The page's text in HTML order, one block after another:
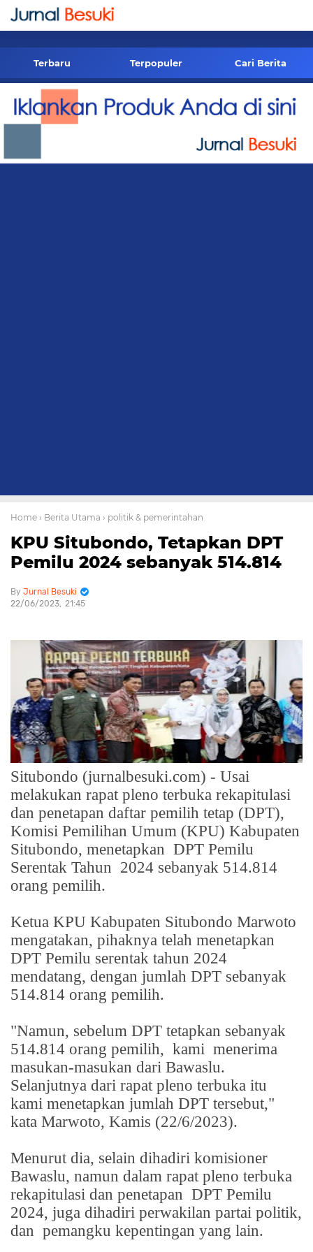
-->
Terbaru Terpopuler Cari Berita
Home › Berita Utama › politik & pemerintahan
KPU Situbondo, Tetapkan DPT
Pemilu 2024 sebanyak 514.814
Jurnal Besuki
22/06/2023 21:45
Situbondo (jurnalbesuki.com) - Usai
melakukan rapat pleno terbuka rekapitulasi
dan penetapan daftar pemilih tetap (DPT),
Komisi Pemilihan Umum (KPU) Kabupaten
Situbondo, menetapkan DPT Pemilu
Serentak Tahun 2024 sebanyak 514.814
orang pemilih.
Ketua KPU Kabupaten Situbondo Marwoto
mengatakan, pihaknya telah menetapkan
DPT Pemilu serentak tahun 2024
mendatang, dengan jumlah DPT sebanyak
514.814 orang pemilih.
"Namun, sebelum DPT tetapkan sebanyak
514.814 orang pemilih, kami menerima
masukan-masukan dari Bawaslu.
Selanjutnya dari rapat pleno terbuka itu
kami menetapkan jumlah DPT tersebut,"
kata Marwoto, Kamis (22/6/2023).
Menurut dia, selain dihadiri komisioner
Bawaslu, namun dalam rapat pleno terbuka
rekapitulasi dan penetapan DPT Pemilu
2024, juga dihadiri perwakilan partai politik,
dan pemangku kepentingan yang lain.